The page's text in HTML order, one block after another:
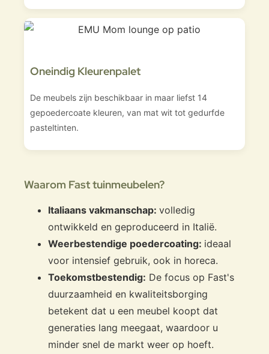
Oneindig Kleurenpalet
De meubels zijn beschikbaar in maar liefst 14
gepoedercoate kleuren, van mat wit tot gedurfde
pasteltinten.
Waarom Fast tuinmeubelen?
Italiaans vakmanschap: volledig
ontwikkeld en geproduceerd in Italië.
Weerbestendige poedercoating: ideaal
voor intensief gebruik, ook in horeca.
Toekomstbestendig: De focus op Fast's
duurzaamheid en kwaliteitsborging
betekent dat u een meubel koopt dat
generaties lang meegaat, waardoor u
minder snel de markt weer op hoeft.